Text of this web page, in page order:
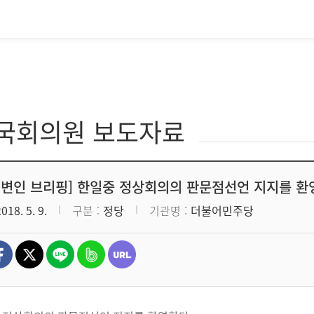
회의원 보도자료
인 브리핑] 한일중 정상회의의 판문점선언 지지를 환
5. 9. 구분 정당 기관명 더불어민주당